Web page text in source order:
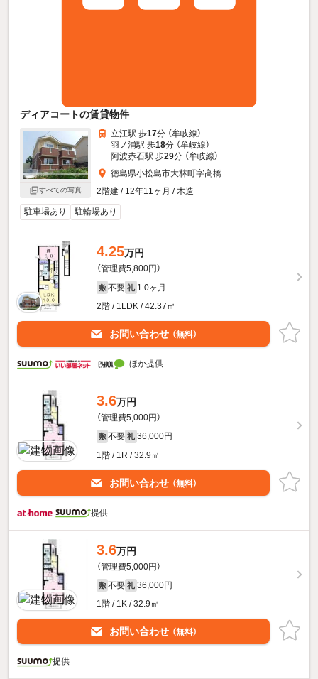
ディアコートの賃貸物件
すべての写真
立江駅 歩17分 （牟岐線）
羽ノ浦駅 歩18分 （牟岐線）
阿波赤石駅 歩29分 （牟岐線）
徳島県小松島市大林町字高橋
2階建 / 12年11ヶ月 / 木造
駐車場あり 駐輪場あり
4.25万円
（管理費5,800円）
敷 不要 礼 1.0ヶ月
2階 / 1LDK / 42.37㎡
お問い合わせ （無料）
ほか提供
3.6万円
（管理費5,000円）
敷 不要 礼 36,000円
1階 / 1R / 32.9㎡
お問い合わせ （無料）
提供
3.6万円
（管理費5,000円）
敷 不要 礼 36,000円
1階 / 1K / 32.9㎡
お問い合わせ （無料）
提供